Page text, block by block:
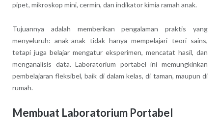
pipet, mikroskop mini, cermin, dan indikator kimia ramah anak.
Tujuannya adalah memberikan pengalaman praktis yang
menyeluruh: anak-anak tidak hanya mempelajari teori sains,
tetapi juga belajar mengatur eksperimen, mencatat hasil, dan
menganalisis data. Laboratorium portabel ini memungkinkan
pembelajaran fleksibel, baik di dalam kelas, di taman, maupun di
rumah.
Membuat Laboratorium Portabel